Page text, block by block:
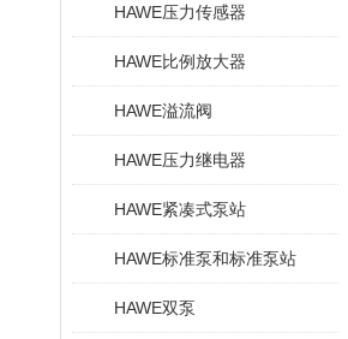
HAWE压力传感器
HAWE比例放大器
HAWE溢流阀
HAWE压力继电器
HAWE紧凑式泵站
HAWE标准泵和标准泵站
HAWE双泵